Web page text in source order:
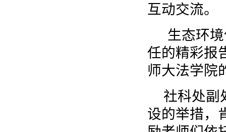
互动交流。
生态环
任的精彩报
师大法学院
社科处副
设的举措，